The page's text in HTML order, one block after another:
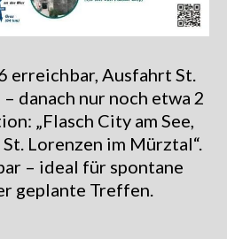
erreichbar, Ausfahrt St.
danach nur noch etwa 2
„Flasch City am See,
Lorenzen im Mürztal“.
– ideal für spontane
geplante Treffen.